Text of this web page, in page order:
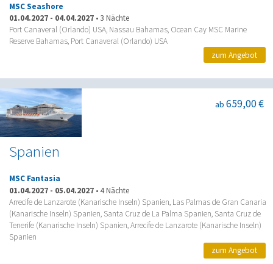
MSC Seashore
01.04.2027 - 04.04.2027 • 3 Nächte
Port Canaveral (Orlando) USA, Nassau Bahamas, Ocean Cay MSC Marine
Reserve Bahamas, Port Canaveral (Orlando) USA
zum Angebot
Spanien
ab 659,00 €
MSC Fantasia
01.04.2027 - 05.04.2027 •4 Nächte
Arrecife de Lanzarote (Kanarische Inseln) Spanien, Las Palmas de Gran Canaria
(Kanarische Inseln) Spanien, Santa Cruz de La Palma Spanien, Santa Cruz de
Tenerife (Kanarische Inseln) Spanien, Arrecife de Lanzarote (Kanarische Inseln)
Spanien
zum Angebot